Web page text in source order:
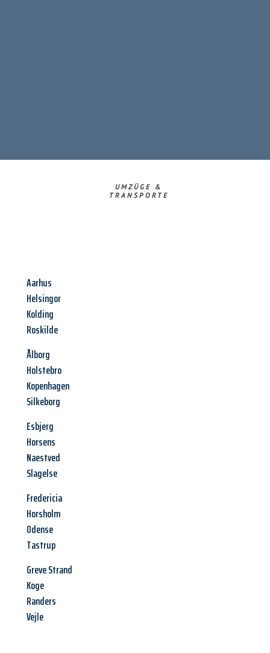
UMZÜGE &
TRANSPORTE
Aarhus
Helsingor
Kolding
Roskilde
Ålborg
Holstebro
Kopenhagen
Silkeborg
Esbjerg
Horsens
Naestved
Slagelse
Fredericia
Horsholm
Odense
Tastrup
Greve Strand
Koge
Randers
Vejle